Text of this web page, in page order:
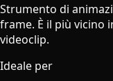
Strumento di
frame. È il più vicino
videoclip.
Ideale per